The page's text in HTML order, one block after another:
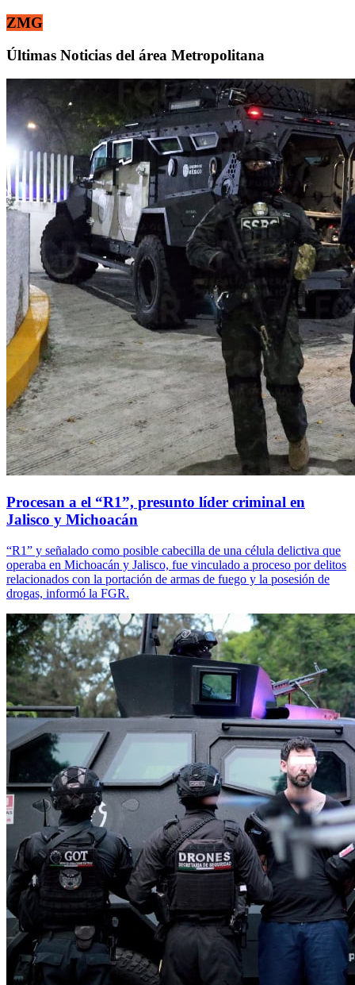
ZMG
Últimas Noticias del área Metropolitana
Procesan a el “R1”, presunto líder criminal en
Jalisco y Michoacán
“R1” y señalado como posible cabecilla de una célula delictiva que
operaba en Michoacán y Jalisco, fue vinculado a proceso por delitos
relacionados con la portación de armas de fuego y la posesión de
drogas, informó la FGR.